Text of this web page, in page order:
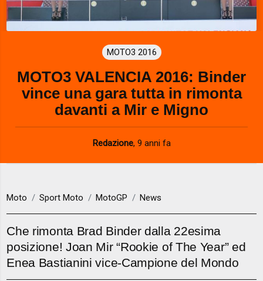
MOTO3 2016
MOTO3 VALENCIA 2016: Binder
vince una gara tutta in rimonta
davanti a Mir e Migno
Redazione, 9 anni fa
Moto Sport Moto MotoGP News
Che rimonta Brad Binder dalla 22esima
posizione! Joan Mir “Rookie of The Year” ed
Enea Bastianini vice-Campione del Mondo